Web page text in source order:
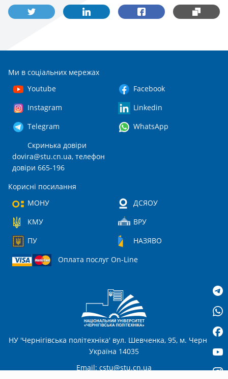
Ми в соціальних мережах
Youtube
Facebook
Instagram
Linkedin
Telegram
WhatsApp
Скринька довіри
dovira@stu.cn.ua, телефон
довіри 665-196
Корисні посилання
МОНУ
ДСЯОУ
КМУ
ВРУ
ПУ
НАЗЯВО
Оплата послуг On-Line
НУ 'Чернігівська політехніка' вул. Шевченка, 95, м. Чернігів,
Україна 14035
Email: cstu@stu.cn.ua